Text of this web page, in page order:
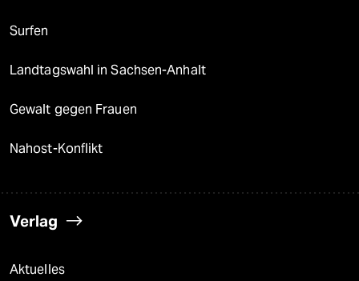
Surfen
Landtagswahl in Sachsen-Anhalt
Gewalt gegen Frauen
Nahost-Konflikt
Verlag
Aktuelles